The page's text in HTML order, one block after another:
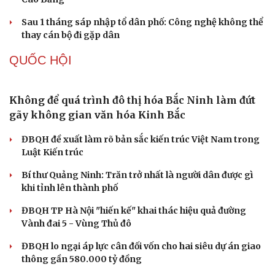
Khởi tố 2 vụ án xâm phạm quyền sở hữu công nghiệp tại
Ninh Hiệp, Hà Nội
Thông tin sai sự thật, hai người ở Hà Nội bị phạt
Công an Hà Nội liên tiếp bắt giữ nhiều kẻ trộm xe máy
viên đạn cho công an
TỔ CHỨC NHÂN SỰ
hành chính - chính trị tỉnh
Cà Mau bổ nhiệm 3 phó giám đốc sở
Bổ nhiệm 2 Thứ trưởng Bộ Ngoại giao
Đại tá Lê Hồng Giang giữ chức Phó Giám đốc Công an
Cao Bằng